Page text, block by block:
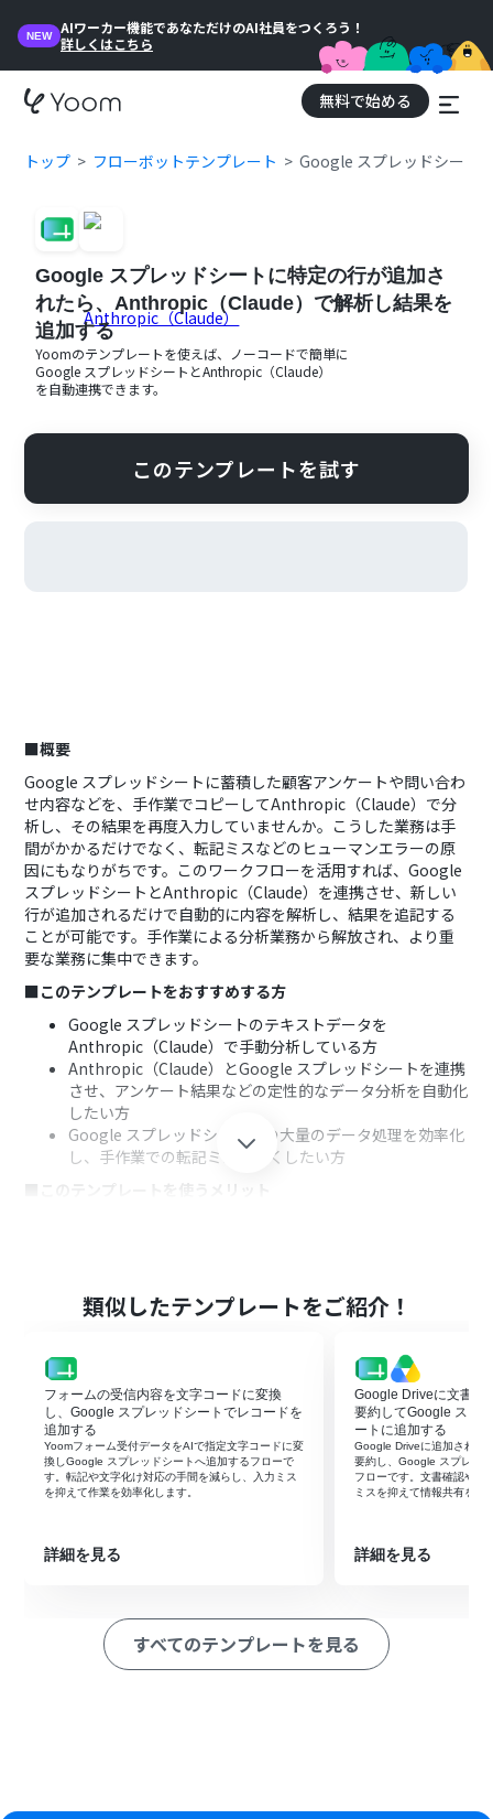
NEW
AIワーカー機能であなただけのAI社員をつくろう！
詳しくはこちら
無料で始める
トップ フローボットテンプレート Google スプレッドシート
Google スプレッドシートに特定の行が追加さ
れたら、Anthropic（Claude）で解析し結果を
追加する
Yoomのテンプレートを使えば、ノーコードで簡単に
Google スプレッドシート とAnthropic（Claude）
を自動連携できます。
このテンプレートを試す
■概要
Google スプレッドシートに蓄積した顧客アンケートや問い合わ
せ内容などを、手作業でコピーしてAnthropic（Claude）で分
析し、その結果を再度入力していませんか。こうした業務は手
間がかかるだけでなく、転記ミスなどのヒューマンエラーの原
因にもなりがちです。このワークフローを活用すれば、Google
スプレッドシートとAnthropic（Claude）を連携させ、新しい
行が追加されるだけで自動的に内容を解析し、結果を追記する
ことが可能です。手作業による分析業務から解放され、より重
要な業務に集中できます。
■このテンプレートをおすすめする方
Google スプレッドシートのテキストデータを
Anthropic（Claude）で手動分析している方
Anthropic（Claude）とGoogle スプレッドシートを連携
させ、アンケート結果などの定性的なデータ分析を自動化
したい方
Google スプレッドシート上の大量のデータ処理を効率化
し、手作業での転記ミスをなくしたい方
■このテンプレートを使うメリット
ため、入力ミスや確認漏れといったヒューマンエラーの
■フローボットの流れ
はじめに、Google スプレッドシートと
Anthropic（Claude）をYoomと連携します
次に、トリガーでGoogle スプレッドシートを選択し、
「行が追加されたら」アクションを設定します
次に、オペレーションで分岐機能を設定し、特定の条件
ストを生成」アクションを設定し、追加された行のデータ
「レコードを更新する」アクションを設定し、生成された
テキストを元の行の特定の列に追記します
※「トリガー」：フロー起動のきっかけとなるアクション、「オ
プレッドシート、シート、監視したいテーブルの範囲を任
類似したテンプレートをご紹介！
フォームの受信内容を文字コードに変換
し、Google スプレッドシートでレコードを
追加する
Yoomフォーム受付データをAIで指定文字コードに変
換しGoogle スプレッドシートへ追加するフローで
す。転記や文字化け対応の手間を減らし、入力ミス
を抑えて作業を効率化します。
詳細を見る
Google Driveに文書が
要約してGoogle スプ
ートに追加する
Google Driveに追加された
要約し、Google スプレッ
フローです。文書確認や転
ミスを抑えて情報共有を早
詳細を見る
すべてのテンプレートを見る